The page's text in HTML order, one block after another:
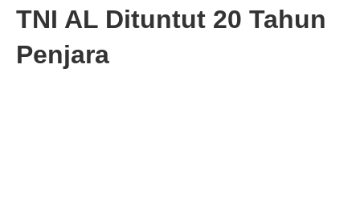
TNI AL Dituntut 20 Tahun
Penjara